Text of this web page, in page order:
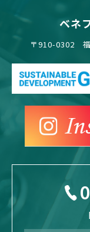
ベネ
〒910-0302 福